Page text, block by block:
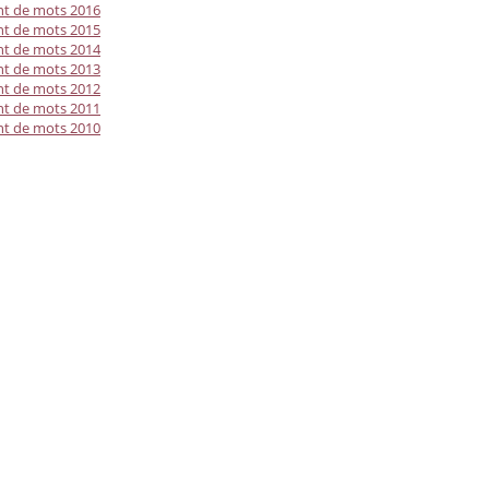
de mots 2016
de mots 2015
de mots 2014
de mots 2013
de mots 2012
de mots 2011
de mots 2010